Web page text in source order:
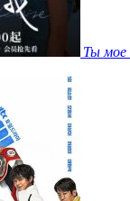
Ты мое